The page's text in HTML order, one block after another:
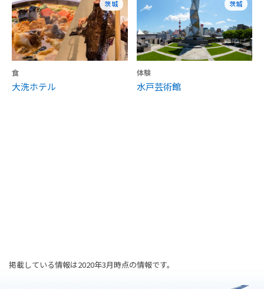
茨城
食
大洗ホテル
茨城
体験
水戸芸術館
掲載している情報は2020年3月時点の情報です。